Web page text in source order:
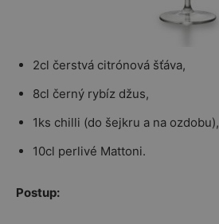
2cl čerstvá citrónová šťáva,
8cl černý rybíz džus,
1ks chilli (do šejkru a na ozdobu),
10cl perlivé Mattoni.
Postup: